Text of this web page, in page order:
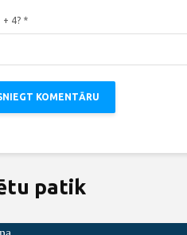
+ 4? *
patik